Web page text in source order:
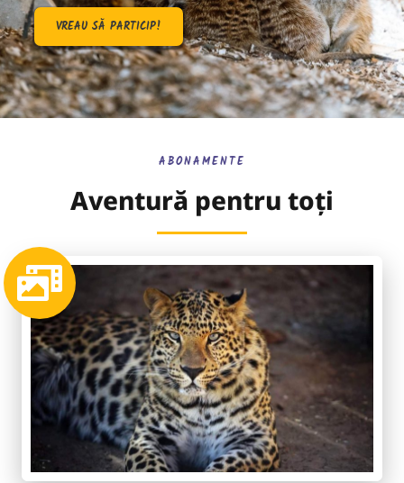
VREAU SĂ PARTICIP!
ABONAMENTE
Aventură pentru toți